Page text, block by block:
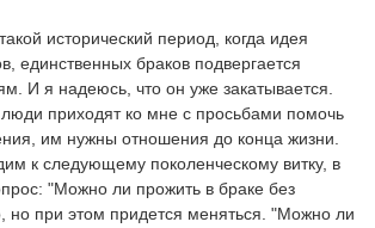
исторический период, когда идея
единственных браков подвергается
И я надеюсь, что он уже закатывается.
приходят ко мне с просьбами помочь
им нужны отношения до конца жизни.
к следующему поколенческому витку, в
"Можно ли прожить в браке без
но при этом придется меняться. "Можно ли